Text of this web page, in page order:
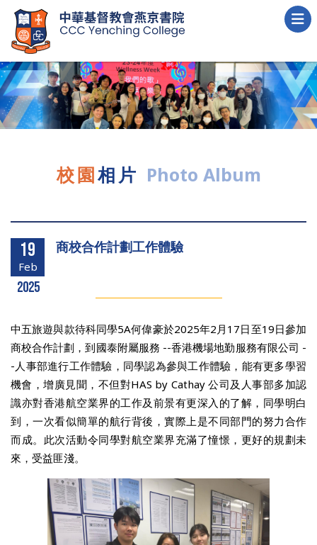
校園相片 Photo Album
19
Feb
2025
商校合作計劃工作體驗
中五旅遊與款待科同學5A何偉豪於2025年2月17日至19日參加
商校合作計劃，到國泰附屬服務 --香港機場地勤服務有限公司 -
-人事部進行工作體驗，同學認為參與工作體驗，能有更多學習
機會，增廣見聞，不但對HAS by Cathay 公司及人事部多加認
識亦對香港航空業界的工作及前景有更深入的了解，同學明白
到，一次看似簡單的航行背後，實際上是不同部門的努力合作
而成。此次活動令同學對航空業界充滿了憧憬，更好的規劃未
來，受益匪淺。